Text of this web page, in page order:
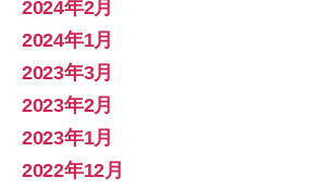
2024年2月
2024年1月
2023年3月
2023年2月
2023年1月
2022年12月